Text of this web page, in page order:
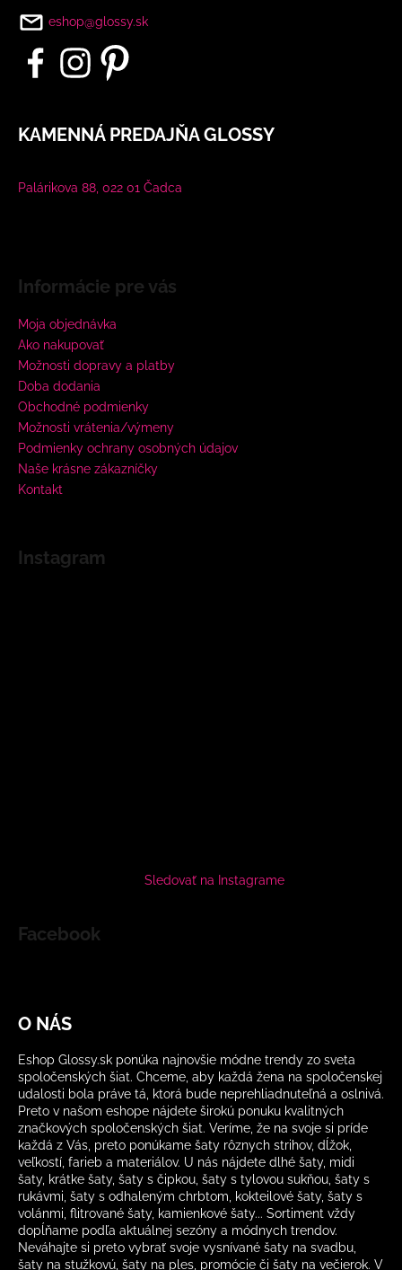
eshop@glossy.sk
KAMENNÁ PREDAJŇA GLOSSY
Palárikova 88, 022 01 Čadca
Informácie pre vás
Moja objednávka
Ako nakupovať
Možnosti dopravy a platby
Doba dodania
Obchodné podmienky
Možnosti vrátenia/výmeny
Podmienky ochrany osobných údajov
Naše krásne zákazníčky
Kontakt
Instagram
Sledovať na Instagrame
Facebook
O NÁS
Eshop Glossy.sk ponúka najnovšie módne trendy zo sveta
spoločenských šiat. Chceme, aby každá žena na spoločenskej
udalosti bola práve tá, ktorá bude neprehliadnuteľná a oslnivá.
Preto v našom eshope nájdete širokú ponuku kvalitných
značkových spoločenských šiat. Veríme, že na svoje si príde
každá z Vás, preto ponúkame šaty rôznych strihov, dĺžok,
veľkostí, farieb a materiálov. U nás nájdete dlhé šaty, midi
šaty, krátke šaty, šaty s čipkou, šaty s tylovou sukňou, šaty s
rukávmi, šaty s odhaleným chrbtom, kokteilové šaty, šaty s
volánmi, flitrované šaty, kamienkové šaty... Sortiment vždy
dopĺňame podľa aktuálnej sezóny a módnych trendov.
Neváhajte si preto vybrať svoje vysnívané šaty na svadbu,
šaty na stužkovú, šaty na ples, promócie či šaty na večierok. V